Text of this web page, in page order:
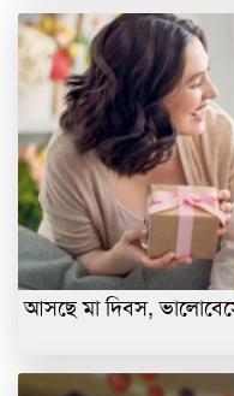
আসছে মা দিবস,